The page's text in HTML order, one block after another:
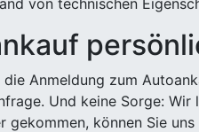
von technischen
Anmeldung zum
Und keine Sorge:
gekommen, können Sie